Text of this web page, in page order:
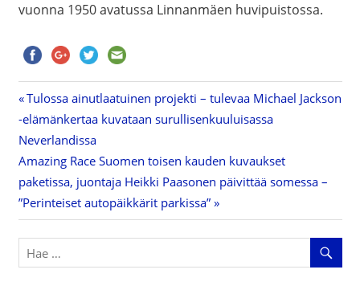
vuonna 1950 avatussa Linnanmäen huvipuistossa.
Artikkelien
selaus
Previous
Post:
Tulossa ainutlaatuinen projekti – tulevaa Michael Jackson
-elämänkertaa kuvataan surullisenkuuluisassa
Neverlandissa
Next
Post:
Amazing Race Suomen toisen kauden kuvaukset
paketissa, juontaja Heikki Paasonen päivittää somessa –
”Perinteiset autopäikkärit parkissa”